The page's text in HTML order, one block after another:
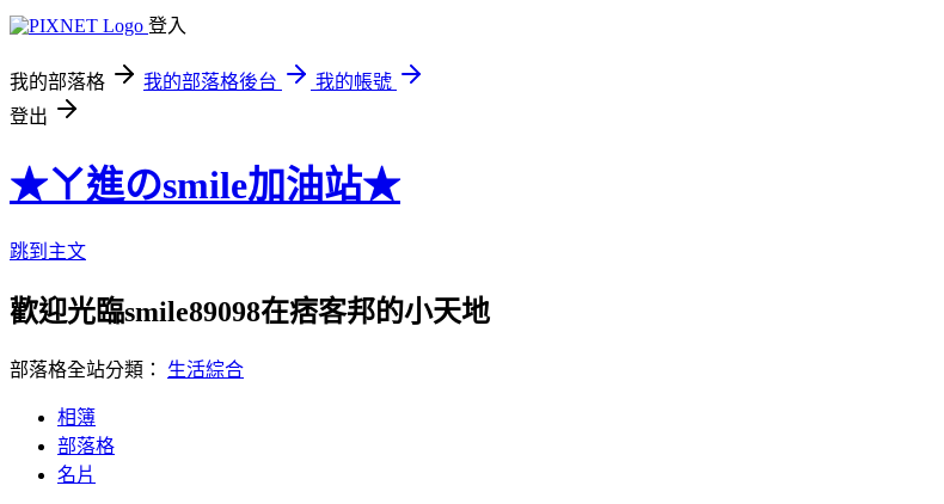
登入
我的部落格 我的部落格後台
我的帳號
登出
★ㄚ進のsmile加油站★
跳到主文
歡迎光臨smile89098在痞客邦的小天地
部落格全站分類： 生活綜合
相簿
部落格
名片